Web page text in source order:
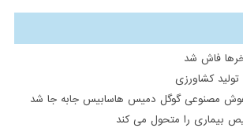
فاش شد
کشاورزی
هوش مصنوعی گوگل دمیس هاسابیس جابه جا شد
بیماری را متحول می کند